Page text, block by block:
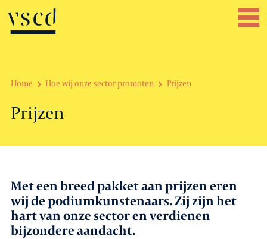
Promotie
Netwerk & service
Home Hoe wij onze sector promoten Prijzen
Prijzen
Met een breed pakket aan prijzen eren
wij de podiumkunstenaars. Zij zijn het
hart van onze sector en verdienen
bijzondere aandacht.